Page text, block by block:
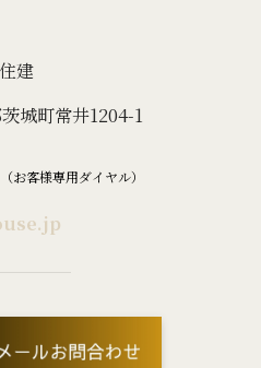
㈱住建
城町常井1204-1
（お客様専用ダイヤル）